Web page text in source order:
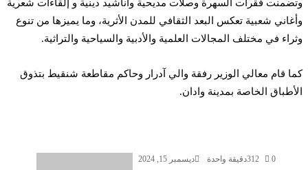
فقرات السهرة وصلات مديحية وأناشيد دينية و إلقاءات شعرية
شعبية تعكس البعد الثقافي للمدن الأثرية، وما يميزها من تنوع
في مختلف المجالات العلمية والأدبية والسياحية والتراثية.
قام معالي الوزير رفقة والي آدرار وحاكم مقاطعة شنقيط بتذوق
الخاصة بمدينة وادان.
ديسمبر 15, 2024 312 دقيقة واحدة